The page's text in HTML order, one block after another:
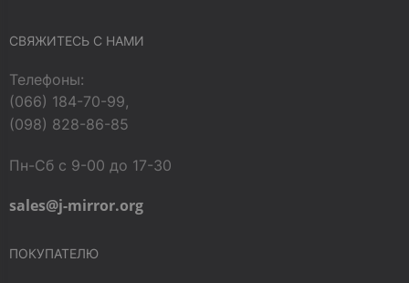
СВЯЖИТЕСЬ С НАМИ
Телефоны:
(066) 184-70-99,
(098) 828-86-85
Пн-Сб с 9-00 до 17-30
sales@j-mirror.org
ПОКУПАТЕЛЮ